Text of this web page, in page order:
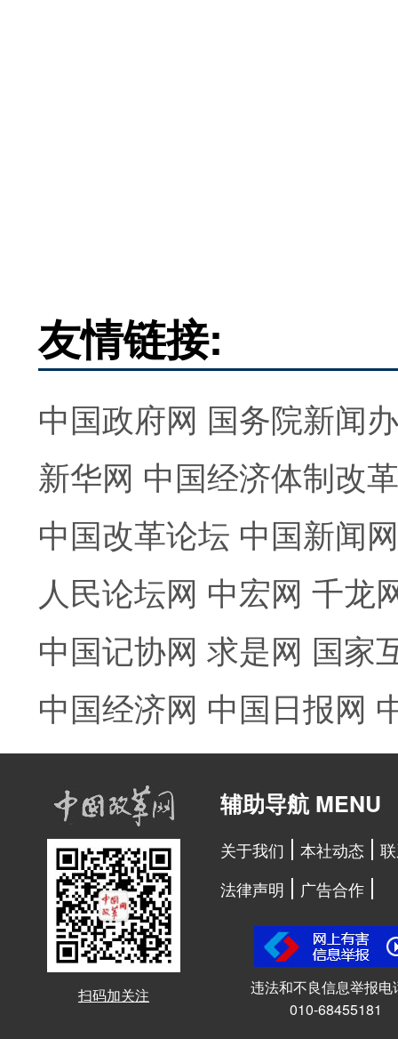
友情链接:
中国政府网 国务院新闻
新华网 中国经济体制改
中国改革论坛 中国新闻网
人民论坛网 中宏网 千龙
中国记协网 求是网 国家
中国经济网 中国日报网
扫码加关注
辅助导航 MENU
关于我们 本社动态
法律声明
广告合作
违法和不良信息举报电
010-68455181